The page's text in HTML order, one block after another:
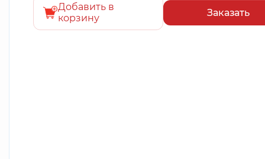
Добавить в
корзину
Заказать